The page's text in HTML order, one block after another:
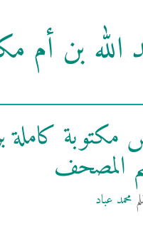
بن أم
كاملة
المصحف
محمد عباد